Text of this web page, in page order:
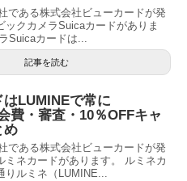
である株式会社ビューカードが発
ックカメラSuicaカードがありま
Suicaカードは...
記事を読む
LUMINEで常に
費・審査・10％OFFキャ
め
である株式会社ビューカードが発
ミネカードがあります。 ルミネカ
りルミネ（LUMINE...